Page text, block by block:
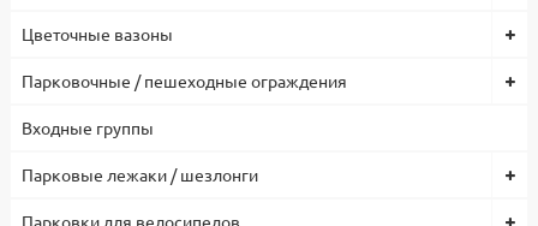
Цветочные вазоны
Парковочные / пешеходные ограждения
Входные группы
Парковые лежаки / шезлонги